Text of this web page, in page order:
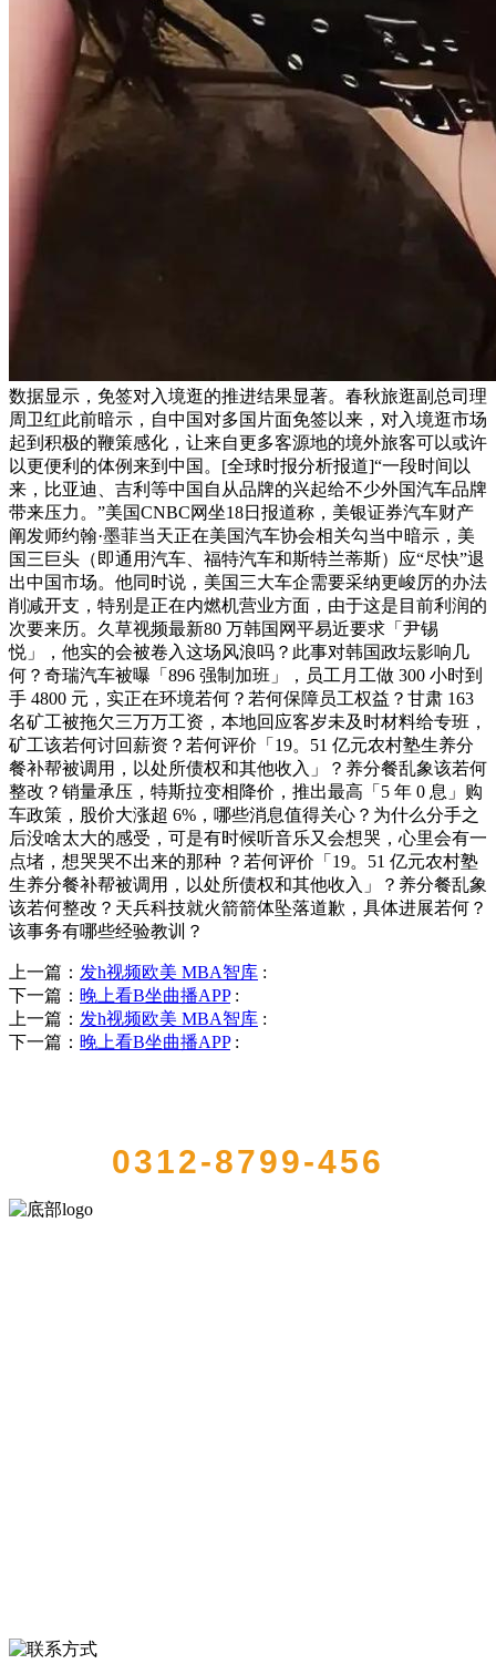
数据显示，免签对入境逛的推进结果显著。春秋旅逛副总司理
周卫红此前暗示，自中国对多国片面免签以来，对入境逛市场
起到积极的鞭策感化，让来自更多客源地的境外旅客可以或许
以更便利的体例来到中国。[全球时报分析报道]“一段时间以
来，比亚迪、吉利等中国自从品牌的兴起给不少外国汽车品牌
带来压力。”美国CNBC网坐18日报道称，美银证券汽车财产
阐发师约翰·墨菲当天正在美国汽车协会相关勾当中暗示，美
国三巨头（即通用汽车、福特汽车和斯特兰蒂斯）应“尽快”退
出中国市场。他同时说，美国三大车企需要采纳更峻厉的办法
削减开支，特别是正在内燃机营业方面，由于这是目前利润的
次要来历。久草视频最新80 万韩国网平易近要求「尹锡
悦」，他实的会被卷入这场风浪吗？此事对韩国政坛影响几
何？奇瑞汽车被曝「896 强制加班」，员工月工做 300 小时到
手 4800 元，实正在环境若何？若何保障员工权益？甘肃 163
名矿工被拖欠三万万工资，本地回应客岁未及时材料给专班，
矿工该若何讨回薪资？若何评价「19。51 亿元农村塾生养分
餐补帮被调用，以处所债权和其他收入」？养分餐乱象该若何
整改？销量承压，特斯拉变相降价，推出最高「5 年 0 息」购
车政策，股价大涨超 6%，哪些消息值得关心？为什么分手之
后没啥太大的感受，可是有时候听音乐又会想哭，心里会有一
点堵，想哭哭不出来的那种 ？若何评价「19。51 亿元农村塾
生养分餐补帮被调用，以处所债权和其他收入」？养分餐乱象
该若何整改？天兵科技就火箭箭体坠落道歉，具体进展若何？
该事务有哪些经验教训？
上一篇： 发h视频欧美 MBA智库 :
下一篇： 晚上看B坐曲播APP :
上一篇： 发h视频欧美 MBA智库 :
下一篇： 晚上看B坐曲播APP :
0312-8799-456